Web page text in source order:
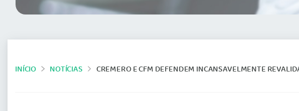
INÍCIO NOTÍCIAS CREMERO E CFM DEFENDEM INCANSAVELMENTE